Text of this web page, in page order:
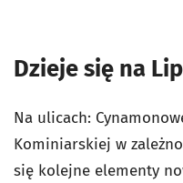
Dzieje się na
Na ulicach:
Kominiarskiej w
się kolejne elementy